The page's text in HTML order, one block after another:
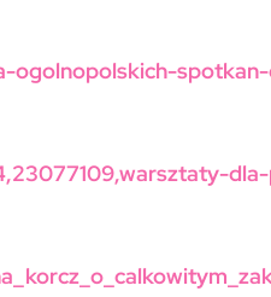
ogolnopolskich-